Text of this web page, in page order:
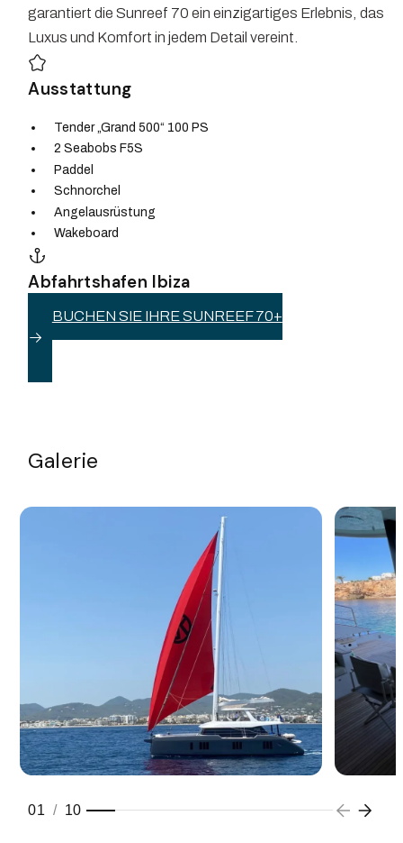
garantiert die Sunreef 70 ein einzigartiges Erlebnis, das
Luxus und Komfort in jedem Detail vereint.
Ausstattung
Tender „Grand 500“ 100 PS
2 Seabobs F5S
Paddel
Schnorchel
Angelausrüstung
Wakeboard
Abfahrtshafen Ibiza
BUCHEN SIE IHRE SUNREEF 70+
Galerie
01 / 10